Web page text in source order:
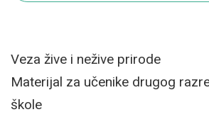
Veza žive i nežive prirode
Materijal za učenike drugog
škole